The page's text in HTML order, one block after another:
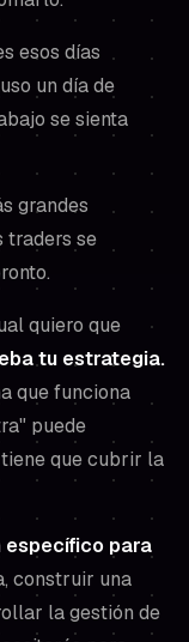
esos días
un día de
se sienta
grandes
traders se
quiero que
tu estrategia.
que funciona
puede
que cubrir la
específico para
construir una
la gestión de